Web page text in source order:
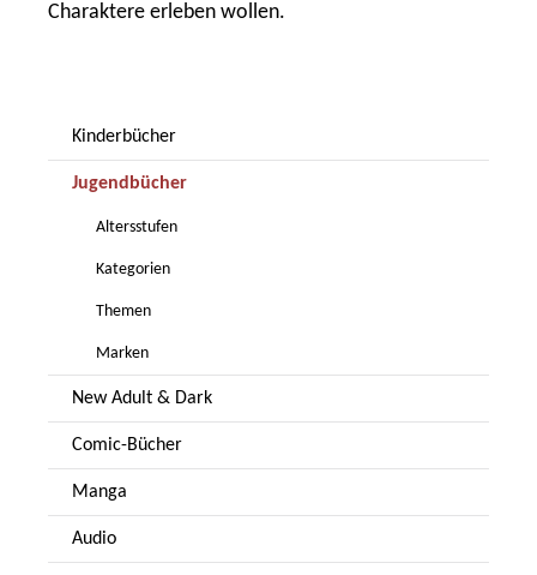
Charaktere erleben wollen.
Kinderbücher
Jugendbücher
Altersstufen
Kategorien
Themen
Marken
New Adult & Dark
Comic-Bücher
Manga
Audio